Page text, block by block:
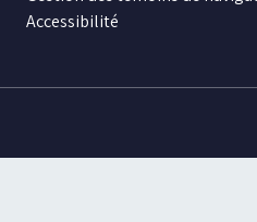
Accessibilité